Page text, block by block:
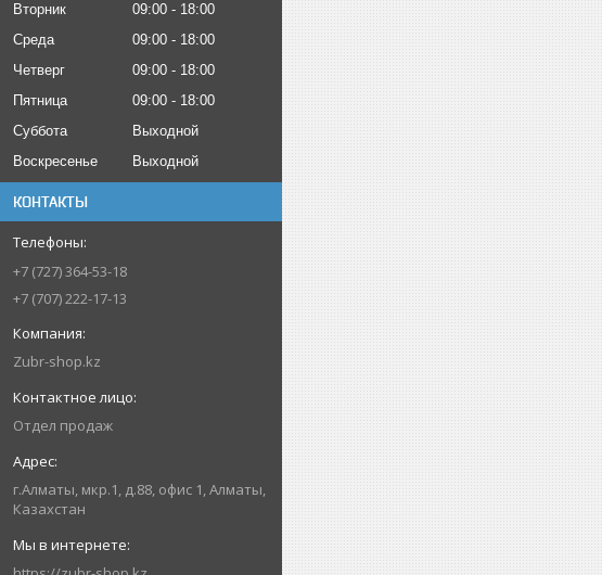
Вторник
09:00
18:00
Среда
09:00
18:00
Четверг
09:00
18:00
Пятница
09:00
18:00
Суббота
Выходной
Воскресенье
Выходной
КОНТАКТЫ
+7 (727) 364-53-18
+7 (707) 222-17-13
Zubr-shop.kz
Отдел продаж
г.Алматы, мкр.1, д.88, офис 1, Алматы,
Казахстан